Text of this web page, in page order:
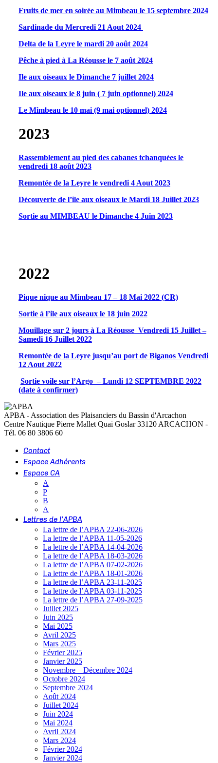
Fruits de mer en soirée au Mimbeau le 15 septembre 2024
Sardinade du Mercredi 21 Aout 2024
Delta de la Leyre le mardi 20 août 2024
Pêche à pied à La Réousse le 7 août 2024
Ile aux oiseaux le Dimanche 7 juillet 2024
Ile aux oiseaux le 8 juin ( 7 juin optionnel) 2024
Le Mimbeau le 10 mai (9 mai optionnel) 2024
2023
Rassemblement au pied des cabanes tchanquées le
vendredi 18 août 2023
Remontée de la Leyre le vendredi 4 Aout 2023
Découverte de l’ile aux oiseaux le Mardi 18 Juillet 2023
Sortie au MIMBEAU le Dimanche 4 Juin 2023
2022
Pique nique au Mimbeau 17 – 18 Mai 2022 (CR)
Sortie à l’ile aux oiseaux le 18 juin 2022
Mouillage sur 2 jours à La Réousse Vendredi 15 Juillet –
Samedi 16 Juillet 2022
Remontée de la Leyre jusqu’au port de Biganos Vendredi
12 Aout 2022
Sortie voile sur l’Argo – Lundi 12 SEPTEMBRE 2022
(date à confirmer)
APBA - Association des Plaisanciers du Bassin d'Arcachon
Centre Nautique Pierre Mallet Quai Goslar 33120 ARCACHON -
Tél. 06 80 3806 60
Contact
Espace Adhérents
Espace CA
A
P
B
A
Lettres de l’APBA
La lettre de l’APBA 22-06-2026
La lettre de l’APBA 11-05-2026
La lettre de l’APBA 14-04-2026
La lettre de l’APBA 18-03-2026
La lettre de l’APBA 07-02-2026
La lettre de l’APBA 18-01-2026
La lettre de l’APBA 23-11-2025
La lettre de l’APBA 03-11-2025
La lettre de l’APBA 27-09-2025
Juillet 2025
Juin 2025
Mai 2025
Avril 2025
Mars 2025
Février 2025
Janvier 2025
Novembre – Décembre 2024
Octobre 2024
Septembre 2024
Août 2024
Juillet 2024
Juin 2024
Mai 2024
Avril 2024
Mars 2024
Février 2024
Janvier 2024